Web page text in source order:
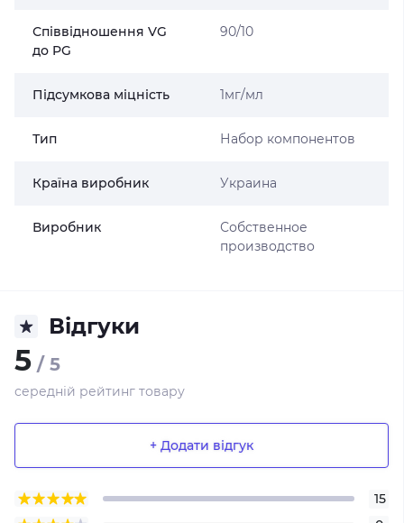
Співвідношення VG
до PG
90/10
Підсумкова міцність 1мг/мл
Тип Набор компонентов
Країна виробник Украина
Виробник
Собственное
производство
Відгуки
5 / 5
середній рейтинг товару
+ Додати відгук
15